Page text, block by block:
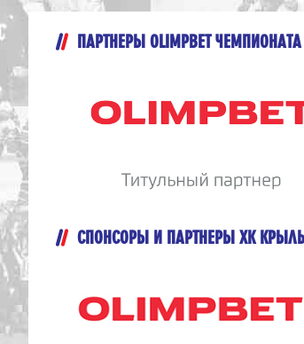
ПАРТНЕРЫ OLIMPBET
СПОНСОРЫ И ПАРТНЕРЫ ХК